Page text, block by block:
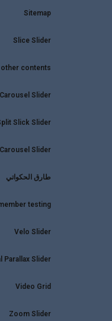
Sitemap
Slice Slider
contents
Slider
Slick Slider
Slider
طارق الحكواتي
testing
Velo Slider
Parallax Slider
Video Grid
Zoom Slider